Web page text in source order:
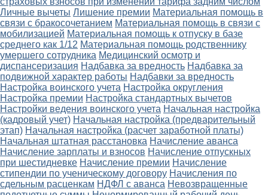
Личные вычеты Лишение премии Материальная помощь в
связи с бракосочетанием Материальная помощь в связи с
мобилизацией Материальная помощь к отпуску в базе
среднего как 1/12 Материальная помощь родственнику
умершего сотрудника Медицинский осмотр и
диспансеризация Надбавка за вредность Надбавка за
подвижной характер работы Надбавки за вредность
Настройка воинского учета Настройка округления
Настройка премии Настройка стандартных вычетов
Настройки ведения воинского учета Начальная настройка
(кадровый учет) Начальная настройка (предварительный
этап) Начальная настройка (расчет заработной платы)
Начальная штатная расстановка Начисление аванса
Начисление зарплаты и взносов Начисление отпускных
при шестидневке Начисление премии Начисление
стипендии по ученическому договору Начисления по
сдельным расценкам НДФЛ с аванса Невозвращенные